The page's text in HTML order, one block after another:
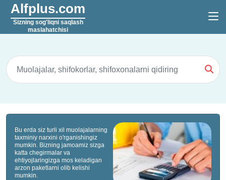
Alfplus.com
Sizning sog'liqni saqlash
maslahatchisi
Bu erda siz turli xil muolajalarning
taxminiy narxini o'rganishingiz
mumkin. Bizning jamoamiz sizga
katta chegirmalar va
ehtiyojlaringizga mos keladigan
arzon paketlarni olib kelishi
mumkin.